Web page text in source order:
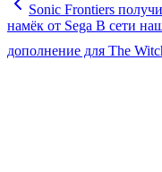
Sonic Frontiers
намёк от Sega В сети
дополнение для The